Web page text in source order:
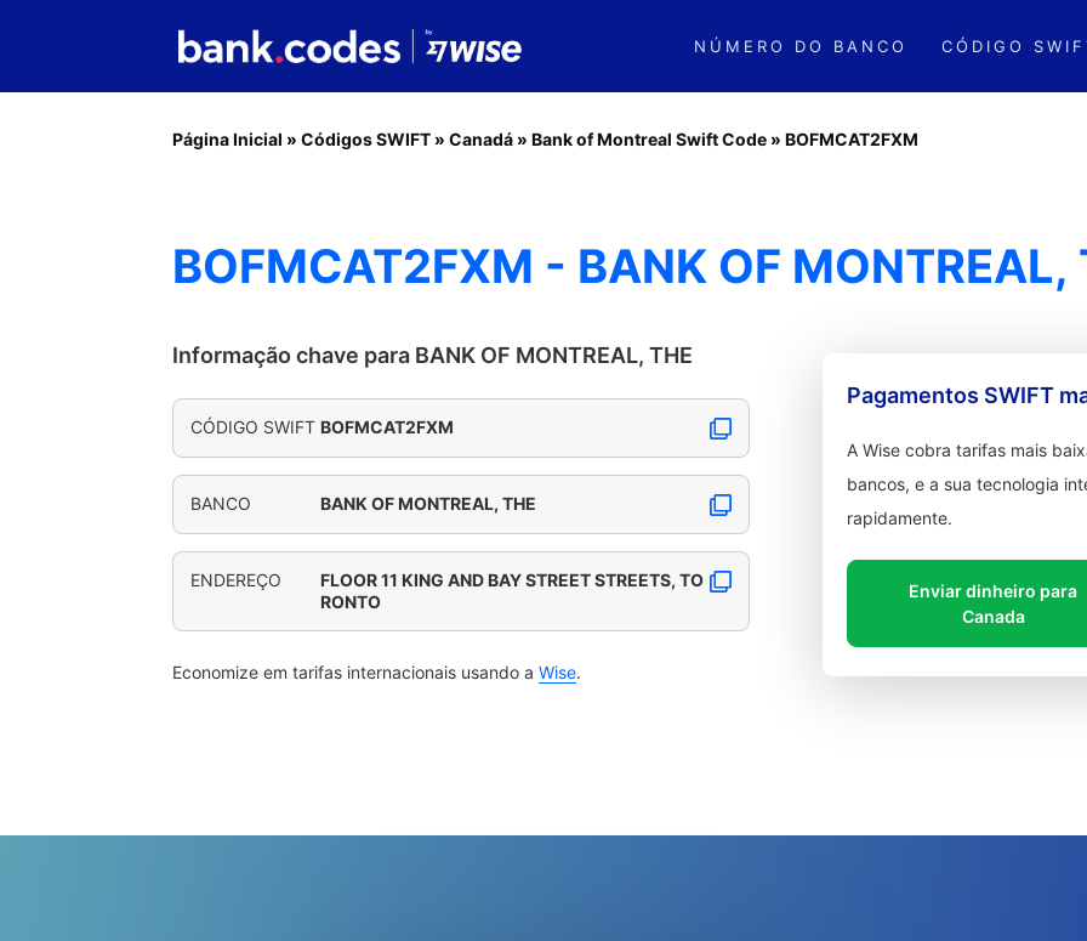
NÚMERO DO BANCO CÓDIGO
Página Inicial » Códigos SWIFT » Canadá » Bank of Montreal Swift Code » BOFMCAT2FXM
BOFMCAT2FXM - BANK OF MONTREAL,
Informação chave para BANK OF MONTREAL, THE
CÓDIGO SWIFT BOFMCAT2FXM
BANCO BANK OF MONTREAL, THE
ENDEREÇO
FLOOR 11 KING AND BAY STREET STREETS, TO
RONTO
Economize em tarifas internacionais usando a Wise.
Pagamentos SWIFT
A Wise cobra tarifas mais
bancos, e a sua tecnologia
rapidamente.
Enviar dinheiro para
Canada